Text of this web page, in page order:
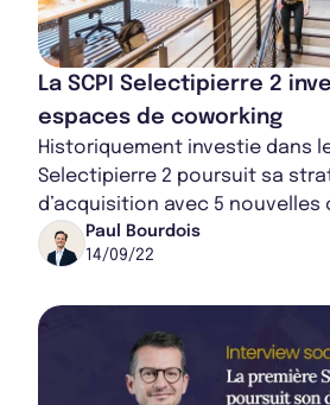
La SCPI Selectipierre 2
espaces de coworking
Historiquement investie dans
Selectipierre 2 poursuit sa
d’acquisition avec 5 nouvelles
seulement au premier
en détail le...
Paul Bourdois
14/09/22